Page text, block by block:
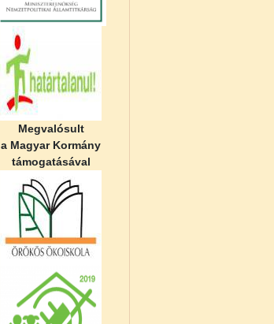
Megvalósult
a Magyar Kormány
támogatásával